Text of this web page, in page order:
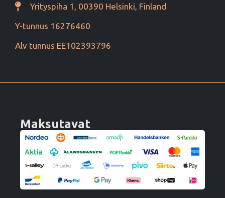
Yrityspiha 1, 00390 Helsinki, Finland
Y-tunnus 16276460
Alv tunnus EE102393796
Maksutavat